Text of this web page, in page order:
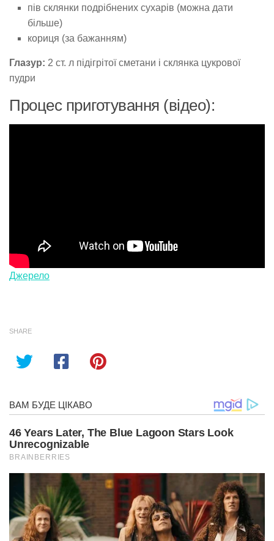
пів склянки подрібнених сухарів (можна дати
більше)
кориця (за бажанням)
Глазур: 2 ст. л підігрітої сметани і склянка цукрової
пудри
Процес приготування (відео):
Джерело
SHARE